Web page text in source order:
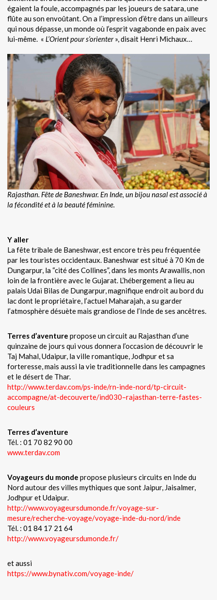
égaient la foule, accompagnés par les joueurs de satara, une
flûte au son envoûtant. On a l’impression d’être dans un ailleurs
qui nous dépasse, un monde où l’esprit vagabonde en paix avec
lui-même. « L’Orient pour s’orienter», disait Henri Michaux…
Rajasthan. Fête de Baneshwar. En Inde, un bijou nasal est associé à
la fécondité et à la beauté féminine.
Y aller
La fête tribale de Baneshwar, est encore très peu fréquentée
par les touristes occidentaux. Baneshwar est situé à 70 Km de
Dungarpur, la “cité des Collines”, dans les monts Arawallis, non
loin de la frontière avec le Gujarat. L’hébergement a lieu au
palais Udai Bilas de Dungarpur, magnifique endroit au bord du
lac dont le propriétaire, l’actuel Maharajah, a su garder
l’atmosphère désuète mais grandiose de l’Inde de ses ancêtres.
Terres d’aventure propose un circuit au Rajasthan d’une
quinzaine de jours qui vous donnera l’occasion de découvrir le
Taj Mahal, Udaipur, la ville romantique, Jodhpur et sa
forteresse, mais aussi la vie traditionnelle dans les campagnes
et le désert de Thar.
http://www.terdav.com/ps-inde/rn-inde-nord/tp-circuit-
accompagne/at-decouverte/ind030–rajasthan-terre-fastes-
couleurs
Terres d’aventure
Tél. : 01 70 82 90 00
www.terdav.com
Voyageurs du monde propose plusieurs circuits en Inde du
Nord autour des villes mythiques que sont Jaipur, Jaisalmer,
Jodhpur et Udaipur.
http://www.voyageursdumonde.fr/voyage-sur-
mesure/recherche-voyage/voyage-inde-du-nord/inde
Tél. : 01 84 17 21 64
http://www.voyageursdumonde.fr/
et aussi
https://www.bynativ.com/voyage-inde/